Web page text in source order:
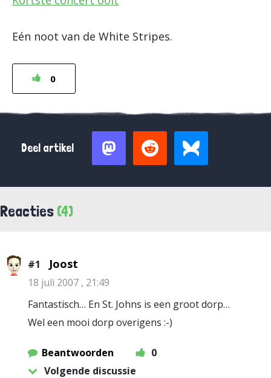
Eén noot van de White Stripes.
0
Deel artikel
Reacties (4)
#1 Joost
18 juli 2007 , 21:49
Fantastisch… En St. Johns is een groot dorp…
Wel een mooi dorp overigens :-)
Beantwoorden
0
Volgende discussie